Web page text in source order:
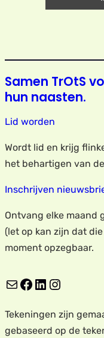
Samen TrOtS
hun naasten.
Lid worden
Wordt lid en krijg
het behartigen van
Inschrijven
Ontvang elke maand
(let op kan zijn dat
moment opzegbaar.
E-mail Facebook LinkedIn Instagram
Tekeningen zijn
gebaseerd op de